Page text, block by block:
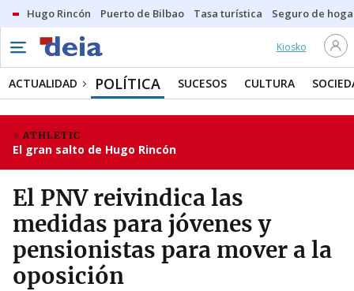
Hugo Rincón Puerto de Bilbao Tasa turística Seguro de
Kiosko
ACTUALIDAD POLÍTICA SUCESOS CULTURA
ATHLETIC
El gran salto de Hugo Rincón
El PNV reivindica las
medidas para jóvenes y
pensionistas para mover a la
oposición